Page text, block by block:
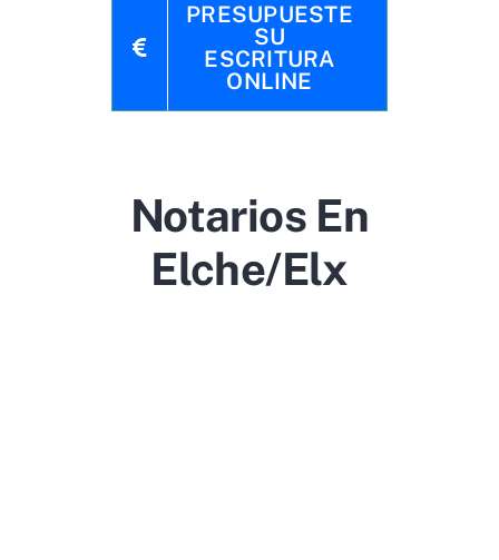
PRESUPUESTE
SU
ESCRITURA
ONLINE
Notarios En
Elche/Elx